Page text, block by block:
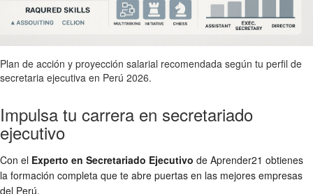
Plan de acción y proyección salarial recomendada según tu perfil de
secretaria ejecutiva en Perú 2026.
Impulsa tu carrera en secretariado
ejecutivo
Con el Experto en Secretariado Ejecutivo de Aprender21 obtienes
la formación completa que te abre puertas en las mejores empresas
del Perú.